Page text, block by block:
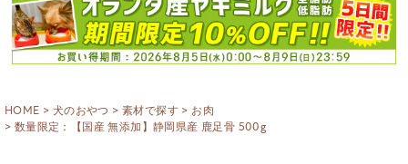
HOME 犬のおやつ 素材で探す
お肉
数量限定：【国産 無添加】静岡県産 鹿足骨 500g